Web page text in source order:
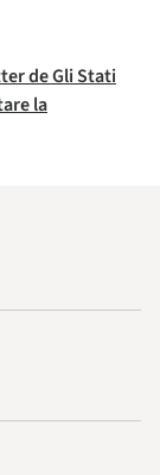
de Gli Stati
la